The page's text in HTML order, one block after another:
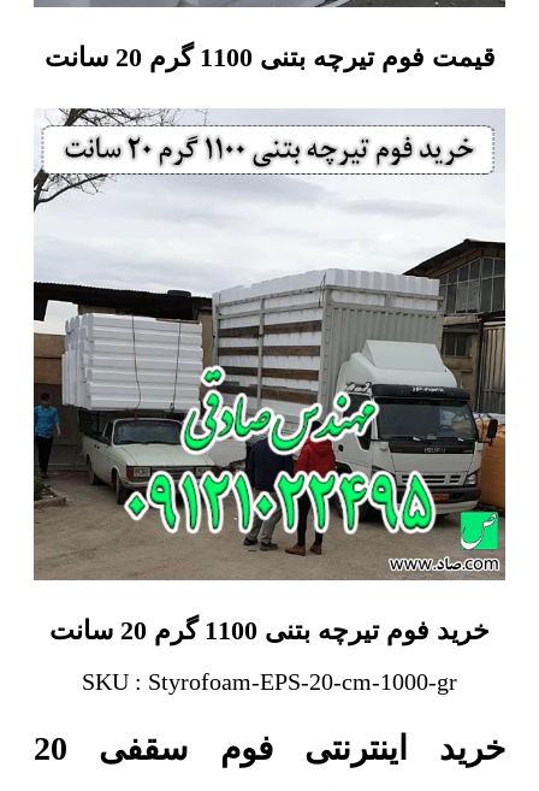
قیمت فوم تیرچه بتنی 1100 گرم 20 سانت
خرید فوم تیرچه بتنی 1100 گرم 20 سانت
SKU : Styrofoam-EPS-20-cm-1000-gr
خرید اینترنتی فوم سقفی 20